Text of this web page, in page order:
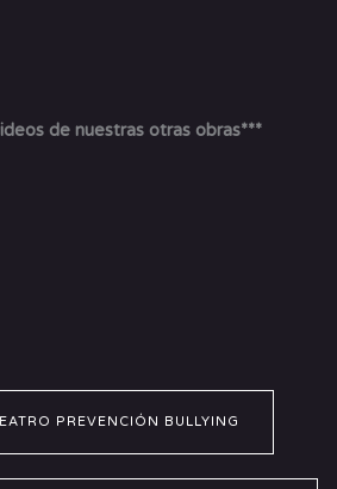
de nuestras otras obras***
PREVENCIÓN BULLYING